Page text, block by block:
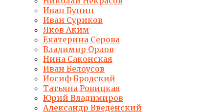
Иван Бунин
Иван Суриков
Яков Аким
Екатерина Серова
Владимир Орлов
Нина Саконская
Иван Белоусов
Иосиф Бродский
Татьяна Ровицкая
Юрий Владимиров
Александр Введенский